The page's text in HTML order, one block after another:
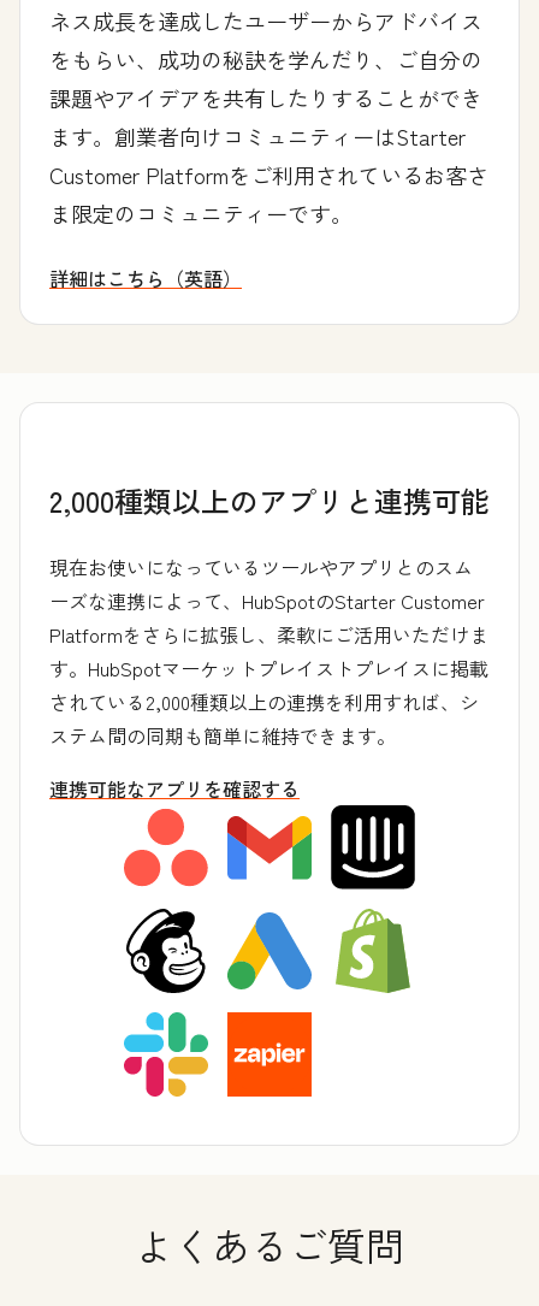
ネス成長を達成したユーザーからアドバイス
をもらい、成功の秘訣を学んだり、ご自分の
課題やアイデアを共有したりすることができ
ます。創業者向けコミュニティーはStarter
Customer Platformをご利用されているお客さ
ま限定のコミュニティーです。
詳細はこちら（英語）
創業者コミュニティーについて
2,000種類以上のアプリと連携可能
現在お使いになっているツールやアプリとのスム
ーズな連携によって、HubSpotのStarter Customer
Platformをさらに拡張し、柔軟にご活用いただけま
す。HubSpotマーケットプレイストプレイスに掲載
されている2,000種類以上の連携を利用すれば、シ
ステム間の同期も簡単に維持できます。
連携可能なアプリを確認する
よくあるご質問